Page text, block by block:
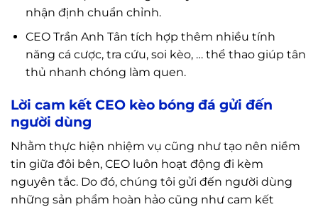
nhận định chuẩn chỉnh.
CEO Trần Anh Tân tích hợp thêm nhiều tính
năng cá cược, tra cứu, soi kèo, … thể thao giúp tân
thủ nhanh chóng làm quen.
Lời cam kết CEO kèo bóng đá gửi đến
người dùng
Nhằm thực hiện nhiệm vụ cũng như tạo nên niềm
tin giữa đôi bên, CEO luôn hoạt động đi kèm
nguyên tắc. Do đó, chúng tôi gửi đến người dùng
những sản phẩm hoàn hảo cũng như cam kết